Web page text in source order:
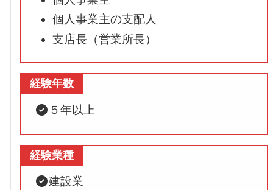
個人事業主の支配人
支店長（営業所長）
経験年数
５年以上
経験業種
建設業